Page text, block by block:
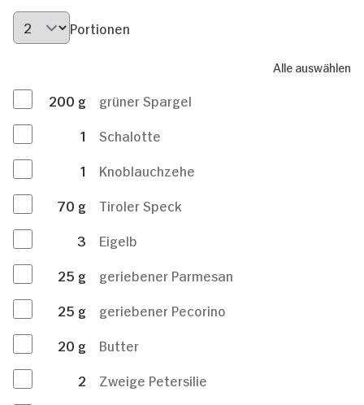
Portionen
Alle auswählen
200 g
grüner Spargel
1
Schalotte
1
Knoblauchzehe
70 g
Tiroler Speck
3
Eigelb
25 g
geriebener Parmesan
25 g
geriebener Pecorino
20 g
Butter
2
Zweige Petersilie